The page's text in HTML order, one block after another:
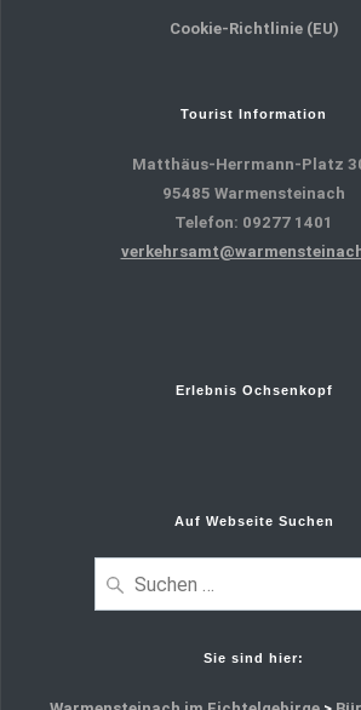
Cookie-Richtlinie (EU)
Tourist Information
Matthäus-Herrmann-Platz
95485 Warmensteinach
Telefon: 09277 1401
Erlebnis Ochsenkopf
Auf Webseite Suchen
Sie sind hier: